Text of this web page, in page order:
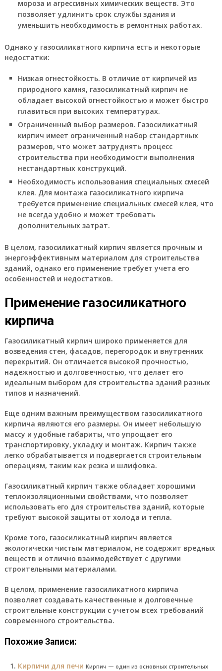
мороза и агрессивных химических веществ. Это
позволяет удлинить срок службы здания и
уменьшить необходимость в ремонтных работах.
Однако у газосиликатного кирпича есть и некоторые
недостатки:
Низкая огнестойкость. В отличие от кирпичей из
природного камня, газосиликатный кирпич не
обладает высокой огнестойкостью и может быстро
плавиться при высоких температурах.
Ограниченный выбор размеров. Газосиликатный
кирпич имеет ограниченный набор стандартных
размеров, что может затруднять процесс
строительства при необходимости выполнения
нестандартных конструкций.
Необходимость использования специальных смесей
клея. Для монтажа газосиликатного кирпича
требуется применение специальных смесей клея, что
не всегда удобно и может требовать
дополнительных затрат.
В целом, газосиликатный кирпич является прочным и
энергоэффективным материалом для строительства
зданий, однако его применение требует учета его
особенностей и недостатков.
Применение газосиликатного
кирпича
Газосиликатный кирпич широко применяется для
возведения стен, фасадов, перегородок и внутренних
перекрытий. Он отличается высокой прочностью,
надежностью и долговечностью, что делает его
идеальным выбором для строительства зданий разных
типов и назначений.
Еще одним важным преимуществом газосиликатного
кирпича являются его размеры. Он имеет небольшую
массу и удобные габариты, что упрощает его
транспортировку, укладку и монтаж. Кирпич также
легко обрабатывается и подвергается строительным
операциям, таким как резка и шлифовка.
Газосиликатный кирпич также обладает хорошими
теплоизоляционными свойствами, что позволяет
использовать его для строительства зданий, которые
требуют высокой защиты от холода и тепла.
Кроме того, газосиликатный кирпич является
экологически чистым материалом, не содержит вредных
веществ и отлично взаимодействует с другими
строительными материалами.
В целом, применение газосиликатного кирпича
позволяет создавать качественные и долговечные
строительные конструкции с учетом всех требований
современного строительства.
Похожие Записи:
Кирпичи для печи Кирпич — один из основных строительных